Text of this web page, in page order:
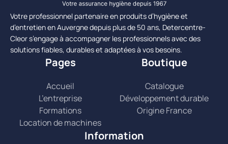
Votre professionnel partenaire en produits d’hygiène et
d’entretien en Auvergne depuis plus de 50 ans, Detercentre-
Cleor s’engage à accompagner les professionnels avec des
solutions fiables, durables et adaptées à vos besoins.
Pages
Accueil
L’entreprise
Formations
Location de machines
Boutique
Catalogue
Développement durable
Origine France
Information